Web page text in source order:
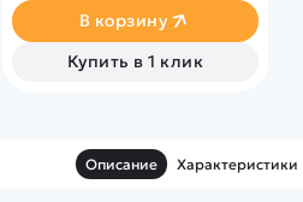
для бесконечных
приключений. Точная и
тщательная отделка модели
делает ее не только
В корзину
Купить в 1 клик
Описание Характеристики